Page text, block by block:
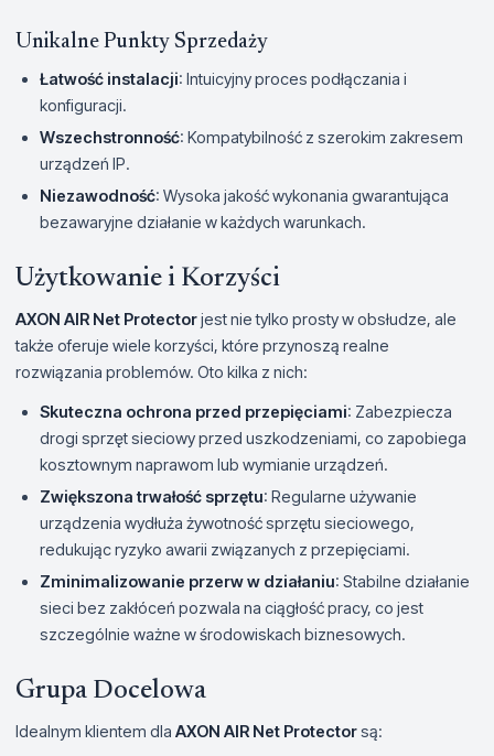
Unikalne Punkty Sprzedaży
Łatwość instalacji: Intuicyjny proces podłączania i
konfiguracji.
Wszechstronność: Kompatybilność z szerokim zakresem
urządzeń IP.
Niezawodność: Wysoka jakość wykonania gwarantująca
bezawaryjne działanie w każdych warunkach.
Użytkowanie i Korzyści
AXON AIR Net Protectorjest nie tylko prosty w obsłudze, ale
także oferuje wiele korzyści, które przynoszą realne
rozwiązania problemów. Oto kilka z nich:
Skuteczna ochrona przed przepięciami: Zabezpiecza
drogi sprzęt sieciowy przed uszkodzeniami, co zapobiega
kosztownym naprawom lub wymianie urządzeń.
Zwiększona trwałość sprzętu: Regularne używanie
urządzenia wydłuża żywotność sprzętu sieciowego,
redukując ryzyko awarii związanych z przepięciami.
Zminimalizowanie przerw w działaniu: Stabilne działanie
sieci bez zakłóceń pozwala na ciągłość pracy, co jest
szczególnie ważne w środowiskach biznesowych.
Grupa Docelowa
Idealnym klientem dla AXON AIR Net Protectorsą: